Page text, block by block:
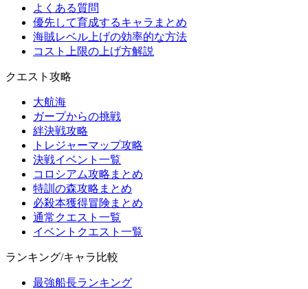
よくある質問
優先して育成するキャラまとめ
海賊レベル上げの効率的な方法
コスト上限の上げ方解説
クエスト攻略
大航海
ガープからの挑戦
絆決戦攻略
トレジャーマップ攻略
決戦イベント一覧
コロシアム攻略まとめ
特訓の森攻略まとめ
必殺本獲得冒険まとめ
通常クエスト一覧
イベントクエスト一覧
ランキング/キャラ比較
最強船長ランキング